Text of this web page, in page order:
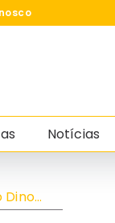
Notícias
Dino